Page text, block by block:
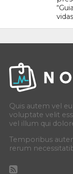
Quis autem vel
voluptate velit
vel illum qui
Temporibus
rerum